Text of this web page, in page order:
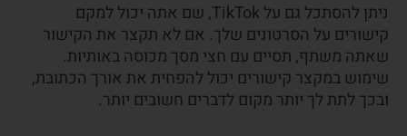
ניתן להסתכל גם על TikTok, שם אתה יכול למקם
קישורים על הסרטונים שלך. אם לא תקצר את הקישור
שאתה משתף, תסיים עם חצי מסך מכוסה באותיות.
שימוש במקצר קישורים יכול להפחית את אורך הכתובת,
ובכך לתת לך יותר מקום לדברים חשובים יותר.